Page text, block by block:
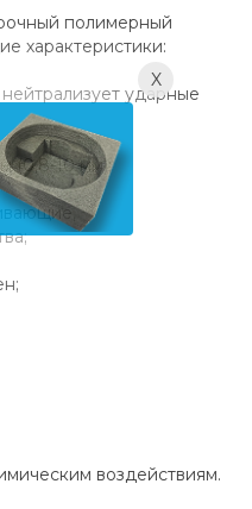
полимерный
характеристики:
ударные
(0,8-10 мм);
воздействиям.
X